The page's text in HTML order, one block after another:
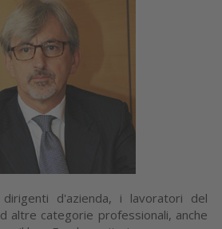
d'azienda, i lavoratori del
altre categorie professionali, anche